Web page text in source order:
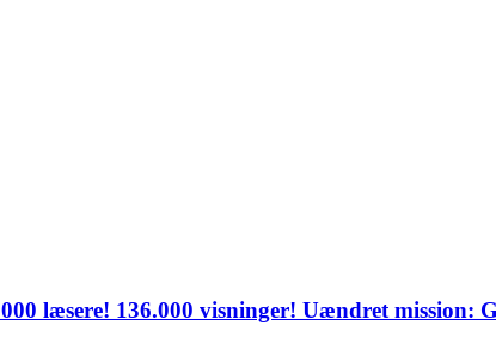
læsere! 136.000 visninger! Uændret mission: